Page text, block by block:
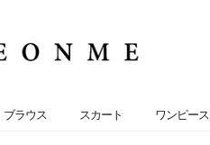
ブラウス スカート ワンピース